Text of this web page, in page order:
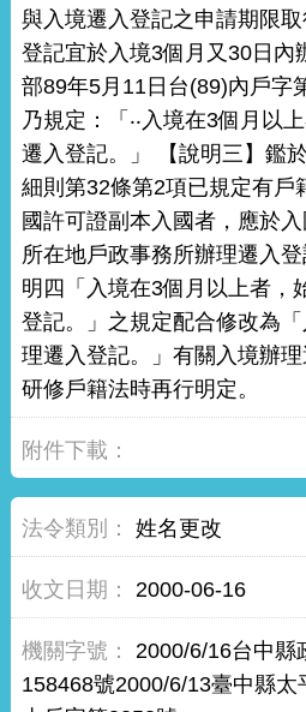
與入境遷入登記之申請期限
登記宜於入境3個月又30日內
部89年5月11日台(89)內戶字
乃規定：「‧‧入境在3個月以
遷入登記。」 【說明三】鑑
細則第32條第2項已規定有戶
國許可證副本入國者，應於
所在地戶政事務所辦理遷入
明四「入境在3個月以上者，
登記。」之規定配合修改為
理遷入登記。」有關入境辦
研修戶籍法時再行明定。
姓名更改
2000-06-16
2000/6/16台中縣
158468號2000/6/13臺中縣